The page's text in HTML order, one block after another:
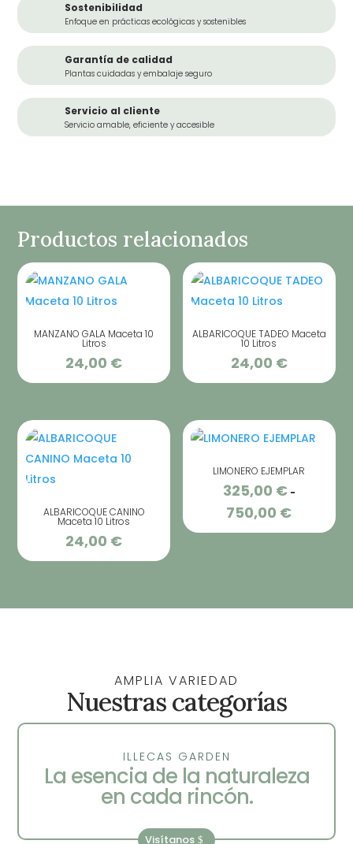
Sostenibilidad
Enfoque en prácticas ecológicas y sostenibles
Garantía de calidad
Plantas cuidadas y embalaje seguro
Servicio al cliente
Servicio amable, eficiente y accesible
Productos relacionados
MANZANO GALA Maceta 10
Litros
24,00 €
ALBARICOQUE TADEO Maceta
10 Litros
24,00 €
ALBARICOQUE CANINO
Maceta 10 Litros
24,00 €
LIMONERO EJEMPLAR
325,00 € -
750,00 €Rango
de
AMPLIA VARIEDAD
Nuestras categorías
ILLECAS GARDEN
La esencia de la naturaleza
en cada rincón.
Visítanos